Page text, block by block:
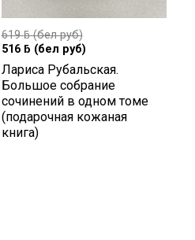
619ƃ(бел руб)
516 ƃ (бел руб)
Лариса Рубальская.
Большое собрание
сочинений в одном томе
(подарочная кожаная
книга)